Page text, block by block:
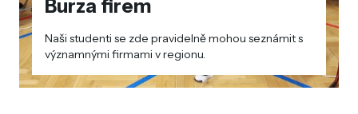
Burza firem
Naši studenti se zde pravidelně mohou seznámit s
významnými firmami v regionu.